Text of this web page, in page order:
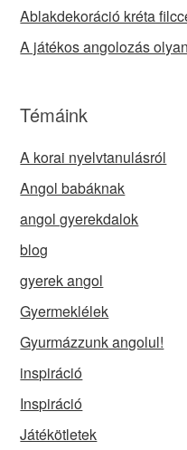
Ablakdekoráció kréta
A játékos angolozás
Témáink
A korai nyelvtanulásról
Angol babáknak
angol gyerekdalok
blog
gyerek angol
Gyermeklélek
Gyurmázzunk angolul!
inspiráció
Inspiráció
Játékötletek